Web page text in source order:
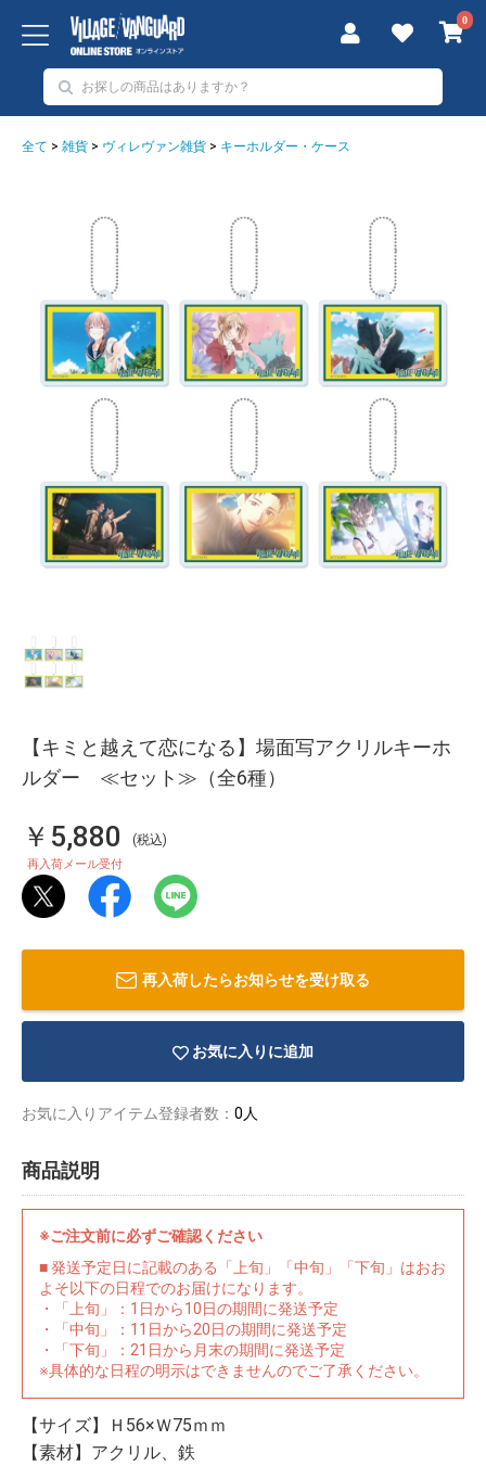
0
全て > 雑貨 > ヴィレヴァン雑貨 > キーホルダー・ケース
【キミと越えて恋になる】場面写アクリルキーホ
ルダー ≪セット≫（全6種）
￥5,880 (税込)
再入荷メール受付
再入荷したらお知らせを受け取る
お気に入りに追加
お気に入りアイテム登録者数： 0人
商品説明
※ご注文前に必ずご確認ください
■ 発送予定日に記載のある「上旬」「中旬」「下旬」はおお
よそ以下の日程でのお届けになります。
・「上旬」：1日から10日の期間に発送予定
・「中旬」：11日から20日の期間に発送予定
・「下旬」：21日から月末の期間に発送予定
※具体的な日程の明示はできませんのでご了承ください。
【サイズ】Ｈ56×Ｗ75ｍｍ
【素材】アクリル、鉄
イラストレ
ーター
アダルトグ
ッズ